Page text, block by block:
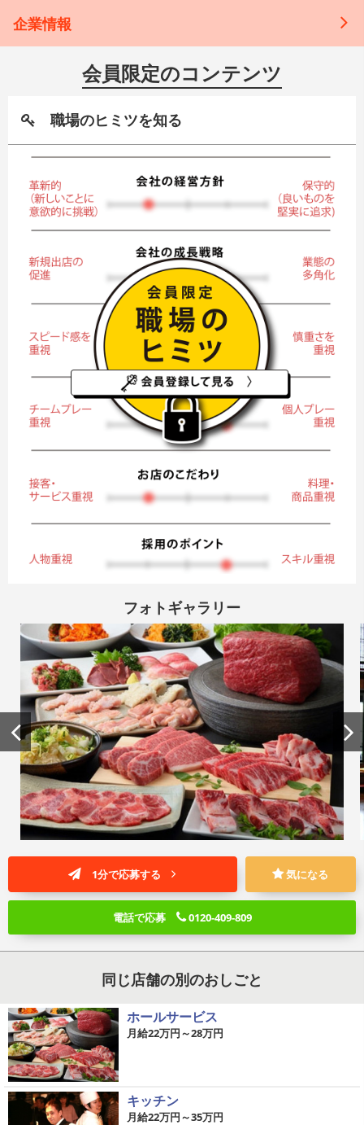
企業情報
会員限定のコンテンツ
職場のヒミツを知る
フォトギャラリー
1分で応募する 気になる
電話で応募 0120-409-809
同じ店舗の別のおしごと
ホールサービス
月給22万円～28万円
キッチン
月給22万円～35万円